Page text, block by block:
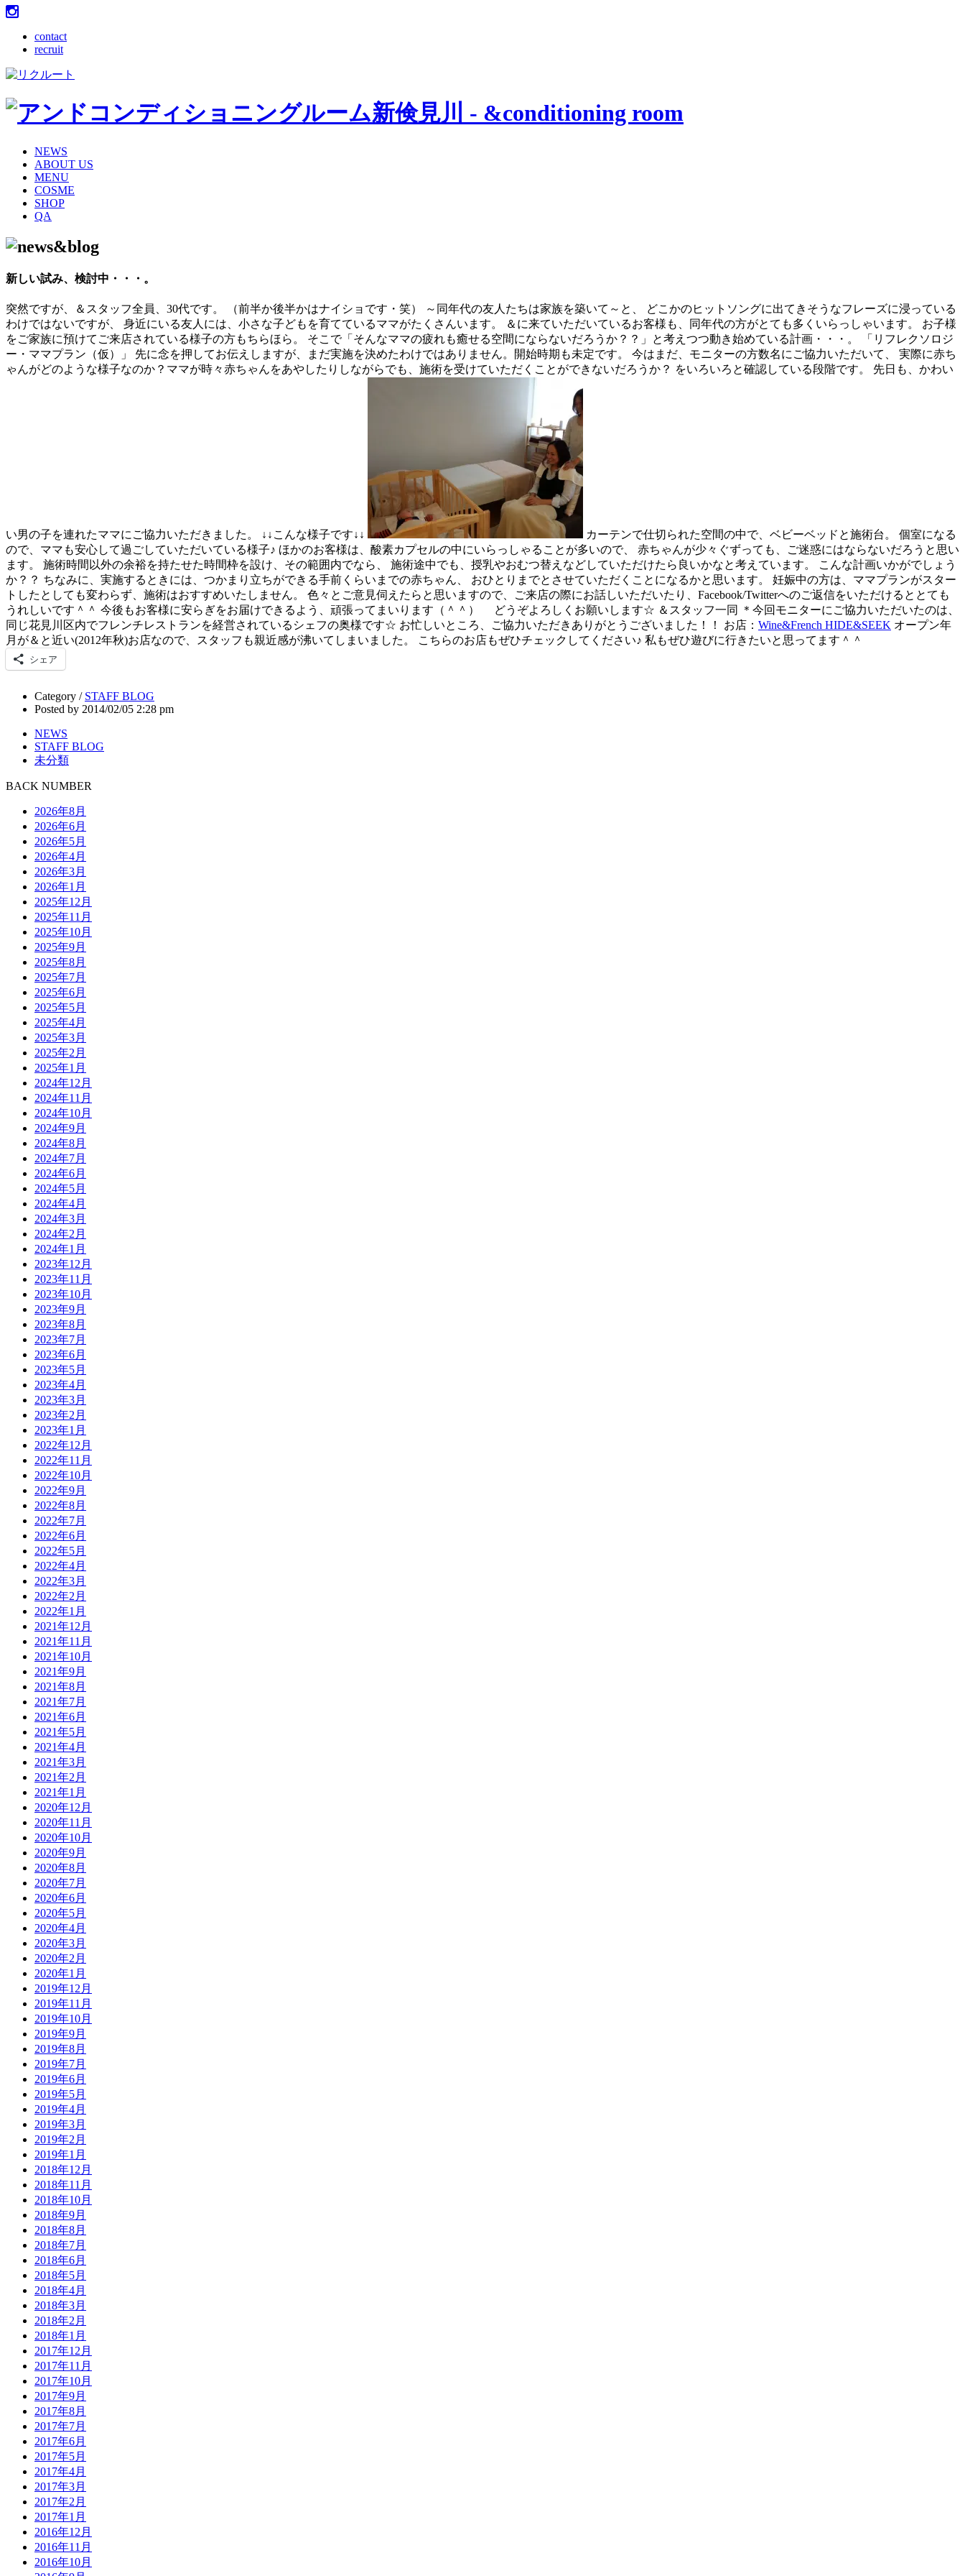
contact
recruit
NEWS
ABOUT US
MENU
COSME
SHOP
QA
新しい試み、検討中・・・。
突然ですが、＆スタッフ全員、30代です。 （前半か後半かはナイショです・笑） ～同年代の友人たちは家族を築いて～と、 どこかのヒットソングに出てきそうなフレーズに浸っている
わけではないですが、 身近にいる友人には、小さな子どもを育てているママがたくさんいます。 ＆に来ていただいているお客様も、同年代の方がとても多くいらっしゃいます。 お子様
をご家族に預けてご来店されている様子の方もちらほら。 そこで「そんなママの疲れも癒せる空間にならないだろうか？？」と考えつつ動き始めている計画・・・。
「リフレクソロジ
ー・ママプラン（仮）」
先に念を押してお伝えしますが、まだ実施を決めたわけではありません。開始時期も未定です。 今はまだ、モニターの方数名にご協力いただいて、 実際に赤ち
ゃんがどのような様子なのか？ママが時々赤ちゃんをあやしたりしながらでも、施術を受けていただくことができないだろうか？ をいろいろと確認している段階です。 先日も、かわい
い男の子を連れたママにご協力いただきました。 ↓↓こんな様子です↓↓
カーテンで仕切られた空間の中で、ベビーベッドと施術台。 個室になる
ので、ママも安心して過ごしていただいている様子♪ ほかのお客様は、酸素カプセルの中にいらっしゃることが多いので、 赤ちゃんが少々ぐずっても、ご迷惑にはならないだろうと思い
ます。 施術時間以外の余裕を持たせた時間枠を設け、その範囲内でなら、 施術途中でも、授乳やおむつ替えなどしていただけたら良いかなと考えています。 こんな計画いかがでしょう
か？？ ちなみに、実施するときには、つかまり立ちができる手前くらいまでの赤ちゃん、 おひとりまでとさせていただくことになるかと思います。 妊娠中の方は、ママプランがスター
トしたとしても変わらず、施術はおすすめいたしません。 色々とご意見伺えたらと思いますので、ご来店の際にお話しいただいたり、Facebook/Twitterへのご返信をいただけるととても
うれしいです＾＾ 今後もお客様に安らぎをお届けできるよう、頑張ってまいります（＾＾）ゞ どうぞよろしくお願いします☆ ＆スタッフ一同 ＊今回モニターにご協力いただいたのは、
同じ花見川区内でフレンチレストランを経営されているシェフの奥様です☆ お忙しいところ、ご協力いただきありがとうございました！！ お店： Wine&French HIDE&SEEK オープン年
月が＆と近い(2012年秋)お店なので、スタッフも親近感が沸いてしまいました。 こちらのお店もぜひチェックしてください♪ 私もぜひ遊びに行きたいと思ってます＾＾
シェア
Category / STAFF BLOG
Posted by 2014/02/05 2:28 pm
NEWS
STAFF BLOG
未分類
BACK NUMBER
2026年8月
2026年6月
2026年5月
2026年4月
2026年3月
2026年1月
2025年12月
2025年11月
2025年10月
2025年9月
2025年8月
2025年7月
2025年6月
2025年5月
2025年4月
2025年3月
2025年2月
2025年1月
2024年12月
2024年11月
2024年10月
2024年9月
2024年8月
2024年7月
2024年6月
2024年5月
2024年4月
2024年3月
2024年2月
2024年1月
2023年12月
2023年11月
2023年10月
2023年9月
2023年8月
2023年7月
2023年6月
2023年5月
2023年4月
2023年3月
2023年2月
2023年1月
2022年12月
2022年11月
2022年10月
2022年9月
2022年8月
2022年7月
2022年6月
2022年5月
2022年4月
2022年3月
2022年2月
2022年1月
2021年12月
2021年11月
2021年10月
2021年9月
2021年8月
2021年7月
2021年6月
2021年5月
2021年4月
2021年3月
2021年2月
2021年1月
2020年12月
2020年11月
2020年10月
2020年9月
2020年8月
2020年7月
2020年6月
2020年5月
2020年4月
2020年3月
2020年2月
2020年1月
2019年12月
2019年11月
2019年10月
2019年9月
2019年8月
2019年7月
2019年6月
2019年5月
2019年4月
2019年3月
2019年2月
2019年1月
2018年12月
2018年11月
2018年10月
2018年9月
2018年8月
2018年7月
2018年6月
2018年5月
2018年4月
2018年3月
2018年2月
2018年1月
2017年12月
2017年11月
2017年10月
2017年9月
2017年8月
2017年7月
2017年6月
2017年5月
2017年4月
2017年3月
2017年2月
2017年1月
2016年12月
2016年11月
2016年10月